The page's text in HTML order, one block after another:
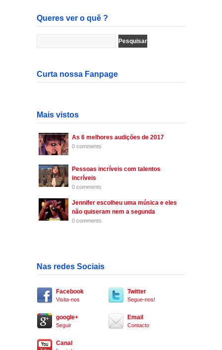
Queres ver o quê ?
Curta nossa Fanpage
Mais vistos
As 6 melhores audições de 2017
0 comments
Pessoas incríveis com talentos
incríveis
0 comments
Jennifer escolheu uma música e eles
não quiseram nem a segunda
0 comments
Nas redes Sociais
Facebook
Visita-nos
Twitter
Segue-nos!
google+
Seguir
Email
Contacto
Canal